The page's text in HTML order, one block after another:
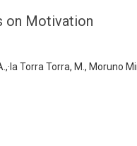
on Motivation
Torra Torra, M., Moruno